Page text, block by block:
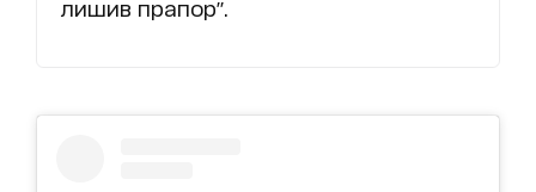
лишив прапор".